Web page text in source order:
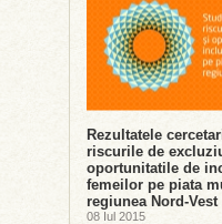
Rezultatele
riscurile de
oportunitatile de
femeilor pe piata
regiunea Nord-Vest
08 Iul 2015